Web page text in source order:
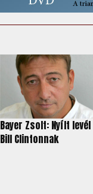
Bayer Zsolt: Nyílt levél
Bill Clintonnak